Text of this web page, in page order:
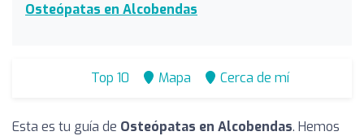
Osteópatas en Alcobendas
Top 10 Mapa Cerca de mí
Esta es tu guía de Osteópatas en Alcobendas. Hemos